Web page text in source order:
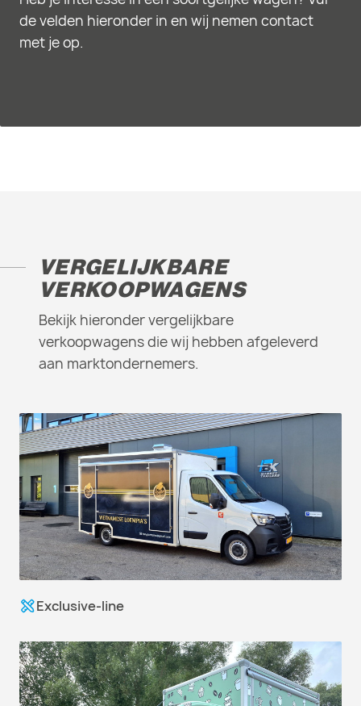
de velden hieronder in en wij nemen contact
met je op.
VERGELIJKBARE
VERKOOPWAGENS
Bekijk hieronder vergelijkbare
verkoopwagens die wij hebben afgeleverd
aan marktondernemers.
Exclusive-line